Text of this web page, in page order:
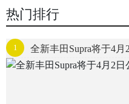
热门排行
1 全新丰田Supra将于4